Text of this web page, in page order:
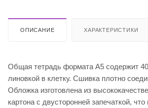
ОПИСАНИЕ ХАРАКТЕРИСТИКИ
Общая тетрадь формата А5 содержит
линовкой в клетку. Сшивка плотно
Обложка изготовлена из
картона с двусторонней запечаткой,